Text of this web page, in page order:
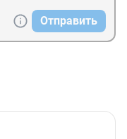
Отправить